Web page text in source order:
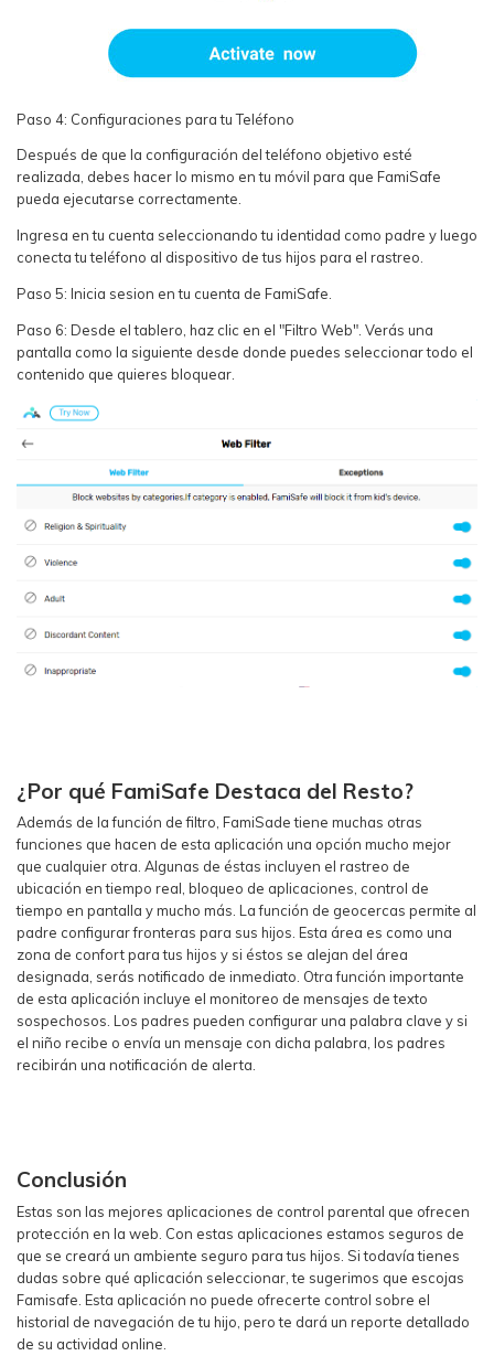
Paso 4: Configuraciones para tu Teléfono
Después de que la configuración del teléfono objetivo esté
realizada, debes hacer lo mismo en tu móvil para que FamiSafe
pueda ejecutarse correctamente.
Ingresa en tu cuenta seleccionando tu identidad como padre y luego
conecta tu teléfono al dispositivo de tus hijos para el rastreo.
Paso 5: Inicia sesion en tu cuenta de FamiSafe.
Paso 6: Desde el tablero, haz clic en el "Filtro Web". Verás una
pantalla como la siguiente desde donde puedes seleccionar todo el
contenido que quieres bloquear.
¿Por qué FamiSafe Destaca del Resto?
Además de la función de filtro, FamiSade tiene muchas otras
funciones que hacen de esta aplicación una opción mucho mejor
que cualquier otra. Algunas de éstas incluyen el rastreo de
ubicación en tiempo real, bloqueo de aplicaciones, control de
tiempo en pantalla y mucho más. La función de geocercas permite al
padre configurar fronteras para sus hijos. Esta área es como una
zona de confort para tus hijos y si éstos se alejan del área
designada, serás notificado de inmediato. Otra función importante
de esta aplicación incluye el monitoreo de mensajes de texto
sospechosos. Los padres pueden configurar una palabra clave y si
el niño recibe o envía un mensaje con dicha palabra, los padres
recibirán una notificación de alerta.
Conclusión
Estas son las mejores aplicaciones de control parental que ofrecen
protección en la web. Con estas aplicaciones estamos seguros de
que se creará un ambiente seguro para tus hijos. Si todavía tienes
dudas sobre qué aplicación seleccionar, te sugerimos que escojas
Famisafe. Esta aplicación no puede ofrecerte control sobre el
historial de navegación de tu hijo, pero te dará un reporte detallado
de su actividad online.